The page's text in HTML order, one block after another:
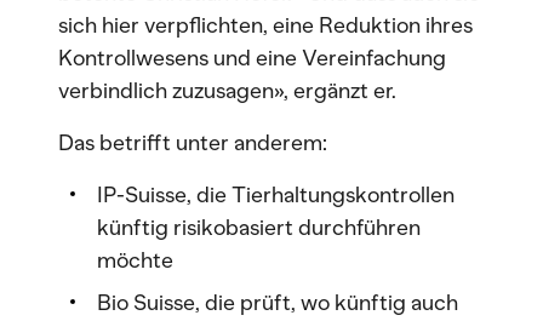
sich hier verpflichten, eine Reduktion ihres
Kontrollwesens und eine Vereinfachung
verbindlich zuzusagen», ergänzt er.
Das betrifft unter anderem:
IP-Suisse, die Tierhaltungskontrollen
künftig risikobasiert durchführen
möchte
Bio Suisse, die prüft, wo künftig auch